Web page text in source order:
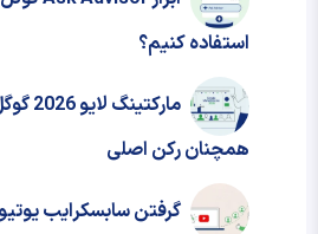
استفاده کنیم؟
همچنان رکن اصلی
گرفتن سابسکرایب